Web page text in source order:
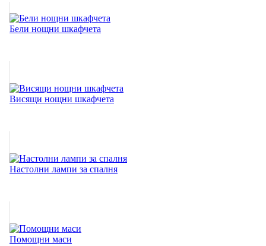
Бели нощни шкафчета
Висящи нощни шкафчета
Настолни лампи за спалня
Помощни маси